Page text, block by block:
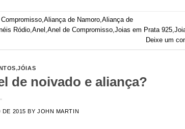
,Aliança de Namoro,Aliança de
Ródio,Anel ,Anel de Compromisso,Joias em Prata 925,
Deixe um
,JÓIAS
de noivado e aliança?
DE 2015 BY JOHN MARTIN